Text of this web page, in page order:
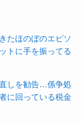
たほのぼのエピソ
トに手を振ってる
しを勧告…係争処
に回っている税金